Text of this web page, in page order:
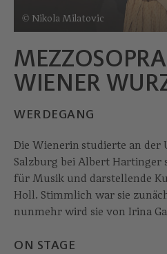
© Nikola Milatovic
WIENER
WERDEGANG
Die Wienerin studierte an der
Salzburg bei Albert Hartinger
für Musik und darstellende
Holl. Stimmlich war sie
nunmehr wird sie von Irina
ON STAGE